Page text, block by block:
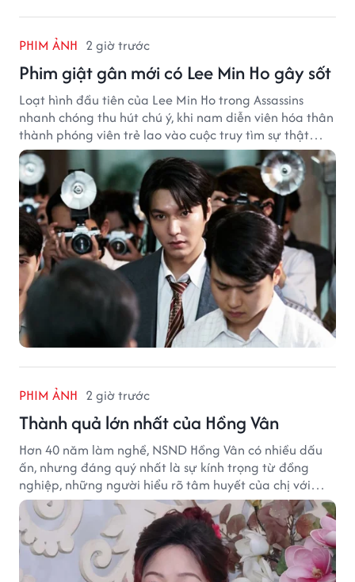
PHIM ẢNH 2 giờ trước
Phim giật gân mới có Lee Min Ho gây sốt
Loạt hình đầu tiên của Lee Min Ho trong Assassins
nhanh chóng thu hút chú ý, khi nam diễn viên hóa thân
thành phóng viên trẻ lao vào cuộc truy tìm sự thật
phía sau một vụ ám sát gây chấn động Hàn Quốc.
PHIM ẢNH 2 giờ trước
Thành quả lớn nhất của Hồng Vân
Hơn 40 năm làm nghề, NSND Hồng Vân có nhiều dấu
ấn, nhưng đáng quý nhất là sự kính trọng từ đồng
nghiệp, những người hiểu rõ tâm huyết của chị với
nghệ thuật.